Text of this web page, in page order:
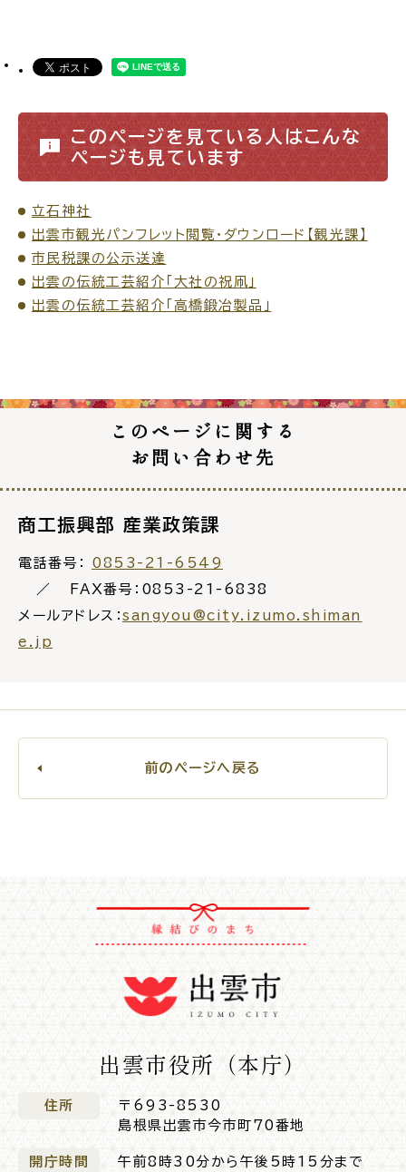
くらしの便利情報 子育て便利帳
ごみ出しおたすけア
プリ
ウンロード
イド
出雲市総合振興計画
市役所へのアクセス
各課へのお問い合わせ
サイトマップ
このページを見ている人はこんな
ページも見ています
立石神社
出雲市観光パンフレット閲覧・ダウンロード【観光課】
市民税課の公示送達
出雲の伝統工芸紹介「大社の祝凧」
出雲の伝統工芸紹介「高橋鍛冶製品」
このページに関する
お問い合わせ先
商工振興部 産業政策課
電話番号： 0853-21-6549
FAX番号：0853-21-6838
メールアドレス： sangyou@city.izumo.shiman
e.jp
前のページへ戻る
出雲市役所（本庁）
住所
〒693-8530
島根県出雲市今市町70番地
開庁時間 午前8時30分から午後5時15分まで